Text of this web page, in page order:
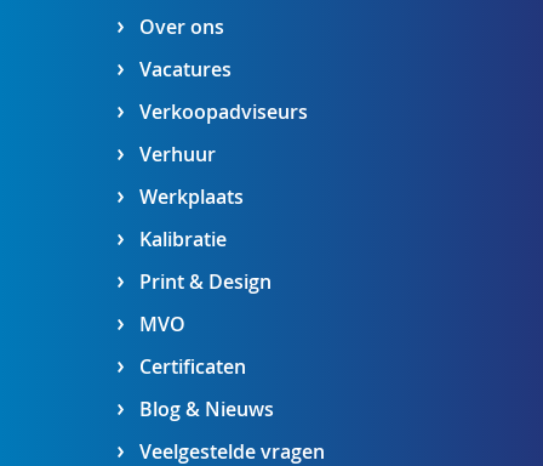
Over ons
Vacatures
Verkoopadviseurs
Verhuur
Werkplaats
Kalibratie
Print & Design
MVO
Certificaten
Blog & Nieuws
Veelgestelde vragen